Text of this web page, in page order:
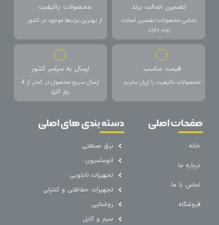
تضمین اصالت برند
تمامی محصولات تضمین اصلات
برند دارند
محصولات باکیفیت
از بهترین برندها موجود در کشور
قیمت مناسب
محصولات باکیفیت را ارزان بخرید
ارسال به سراسر کشور
ارسال سریع محصول در کمتر از 4
روز کاری
صفحات اصلی
خانه
درباره ما
تماس با ما
فروشگاه
دسته بندی های اصلی
برق صنعتی
اتوماسیون
تجهیزات تابلویی
تجهیزات حفاظتی و کنترلی
روشنایی
سیم و کابل